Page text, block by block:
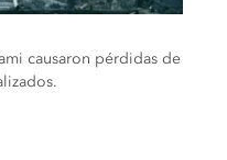
causaron pérdidas de